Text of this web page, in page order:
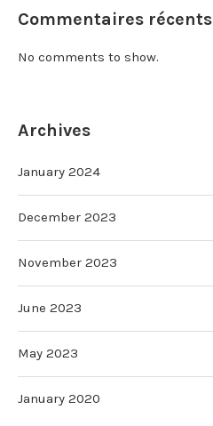
Commentaires récents
No comments to show.
Archives
January 2024
December 2023
November 2023
June 2023
May 2023
January 2020